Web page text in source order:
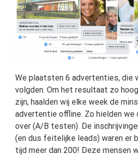
We plaatsten 6 advertenties, die
volgden. Om het resultaat zo
zijn, haalden wij elke week de
advertentie offline. Zo hielden
over (A/B testen). De
(en dus feitelijke leads) waren er
tijd meer dan 200! Deze mensen